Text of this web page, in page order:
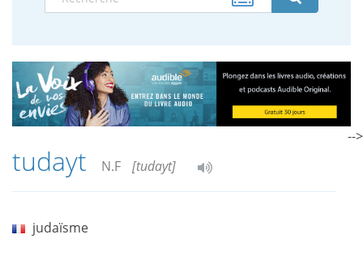
tudayt N.F [tudayt]
judaïsme
-->